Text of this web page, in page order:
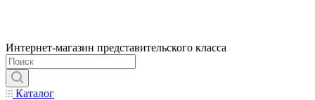
Интернет-магазин представительского класса
Каталог